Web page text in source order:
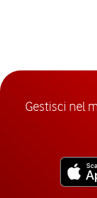
Gestisci nel